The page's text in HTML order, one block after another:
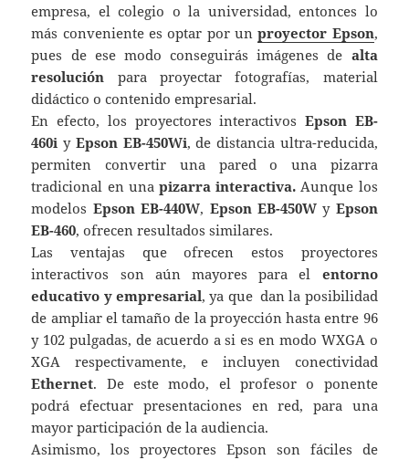
empresa, el colegio o la universidad, entonces lo
más conveniente es optar por unproyector Epson,
pues de ese modo conseguirás imágenes de alta
resolución para proyectar fotografías, material
didáctico o contenido empresarial.
En efecto, los proyectores interactivos Epson EB-
460i y Epson EB-450Wi, de distancia ultra-reducida,
permiten convertir una pared o una pizarra
tradicional en una pizarra interactiva. Aunque los
modelos Epson EB-440W, Epson EB-450Wy Epson
EB-460, ofrecen resultados similares.
Las ventajas que ofrecen estos proyectores
interactivos son aún mayores para el entorno
educativo y empresarial, ya que dan la posibilidad
de ampliar el tamaño de la proyección hasta entre 96
y 102 pulgadas, de acuerdo a si es en modo WXGA o
XGA respectivamente, e incluyen conectividad
Ethernet. De este modo, el profesor o ponente
podrá efectuar presentaciones en red, para una
mayor participación de la audiencia.
Asimismo, los proyectores Epson son fáciles de